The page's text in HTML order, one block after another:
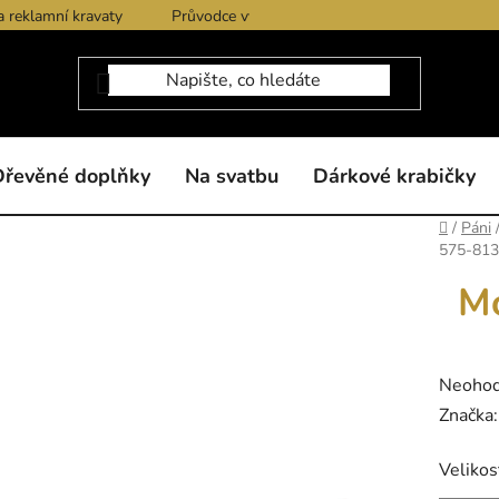
reklamní kravaty Průvodce výběrem produktů
doplňky Na svatbu Dárkové krabičky
Domů
/ Páni /
575-
je
Značka: